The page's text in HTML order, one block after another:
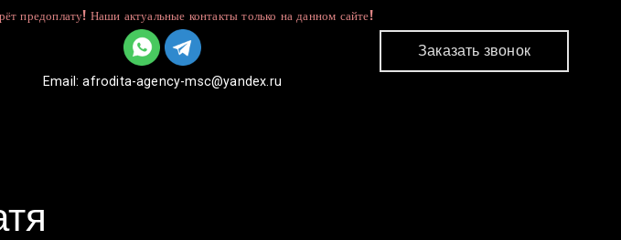
предоплату! Наши актуальные контакты только на данном сайте!
Email:afrodita-agency-msc@yandex.ru
Заказать звонок